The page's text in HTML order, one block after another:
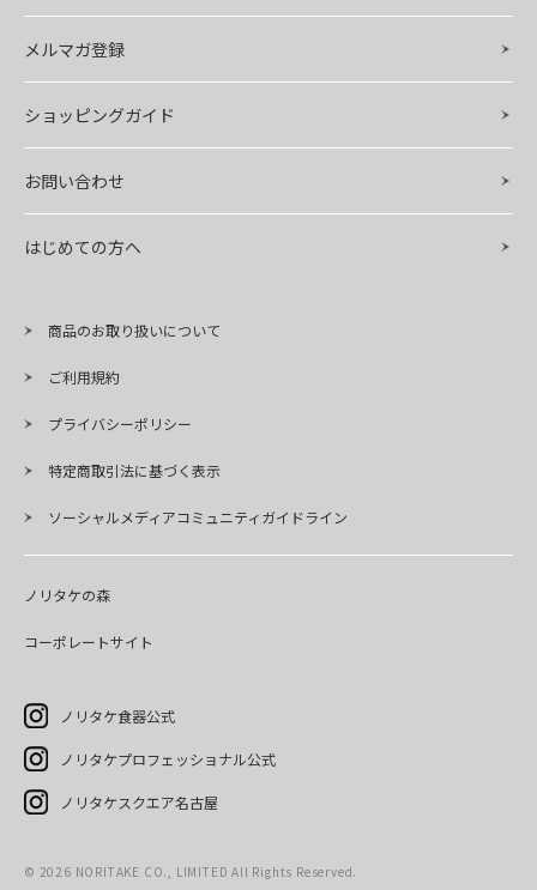
メルマガ登録
ショッピングガイド
お問い合わせ
はじめての方へ
商品のお取り扱いについて
ご利用規約
プライバシーポリシー
特定商取引法に基づく表示
ソーシャルメディアコミュニティガイドライン
ノリタケの森
コーポレートサイト
ノリタケ食器公式
ノリタケプロフェッショナル公式
ノリタケスクエア名古屋
© 2026 NORITAKE CO., LIMITED All Rights Reserved.